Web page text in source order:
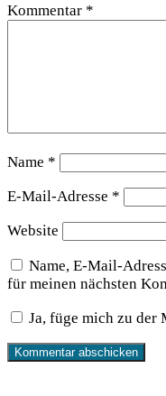
Kommentar *
Name *
E-Mail-Adresse *
Website
Name, E-Mail-
für meinen nächsten
Ja, füge mich zu